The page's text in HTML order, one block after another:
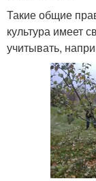
Такие общие
культура имеет
учитывать,